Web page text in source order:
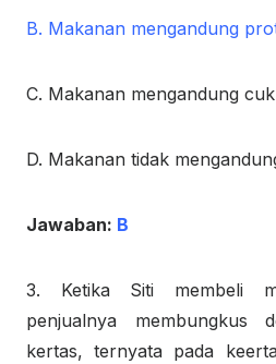
B. Makanan mengandung
C. Makanan mengandung
D. Makanan tidak
Jawaban: B
3. Ketika Siti membeli
penjualnya membungkus
kertas, ternyata pada